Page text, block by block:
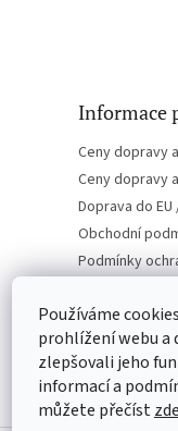
Používáme
prohlížení webu a
zlepšovali jeho
informací a
můžete přečístzde
Informace
Ceny dopravy
Ceny dopravy
Doprava do
Obchodní
Podmínky